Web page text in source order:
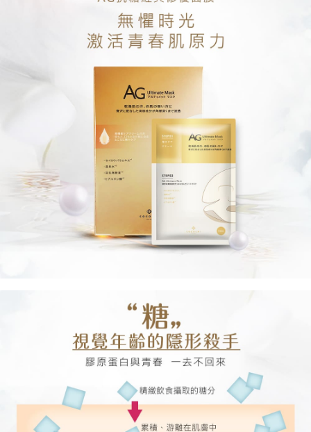
５．嚴禁一人註冊多個帳號或使用他人資訊註冊。若發現惡意使用之情形，
恩沛科技股份有限公司將有權停止該用戶之使用額度並採取法律行動。